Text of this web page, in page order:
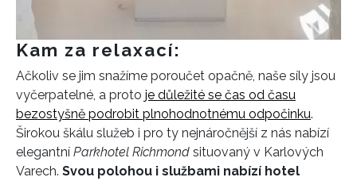
Kam za relaxací:
Ačkoliv se jim snažíme poroučet opačně, naše síly jsou
vyčerpatelné, a proto je důležité se čas od času
bezostyšně podrobit plnohodnotnému odpočinku.
Širokou škálu služeb i pro ty nejnáročnější z nás nabízí
elegantní Parkhotel Richmond situovaný v Karlových
Varech. Svou polohou i službami nabízí hotel